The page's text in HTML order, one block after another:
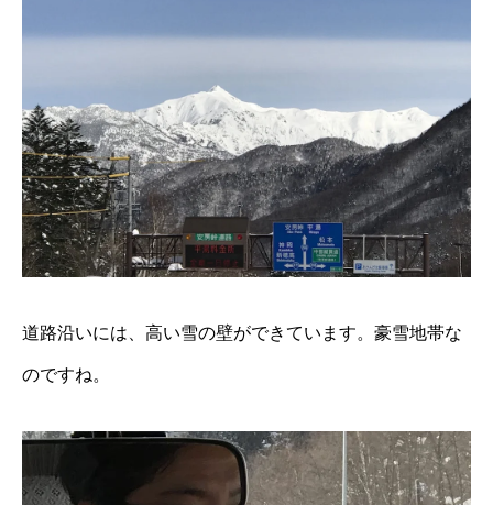
道路沿いには、高い雪の壁ができています。豪雪地帯な
のですね。